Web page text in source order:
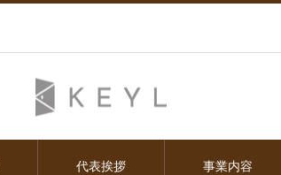
代表挨拶 事業内容